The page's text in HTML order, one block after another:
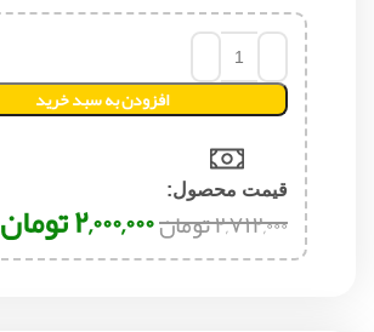
افزودن به سبد خرید
قیمت محصول:​
۲,۷۱۲,۰۰۰تومان۲,۰۰۰,۰۰۰تومان